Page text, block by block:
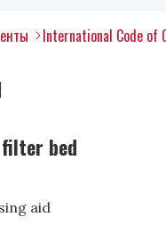
International Code of
bed
aid